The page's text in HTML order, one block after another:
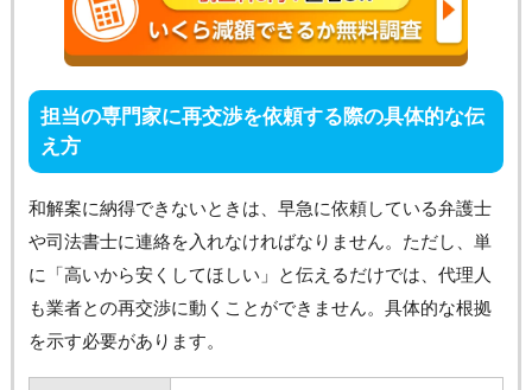
担当の専門家に再交渉を依頼する際の具体的な伝
え方
和解案に納得できないときは、早急に依頼している弁護士
や司法書士に連絡を入れなければなりません。ただし、単
に「高いから安くしてほしい」と伝えるだけでは、代理人
も業者との再交渉に動くことができません。具体的な根拠
を示す必要があります。